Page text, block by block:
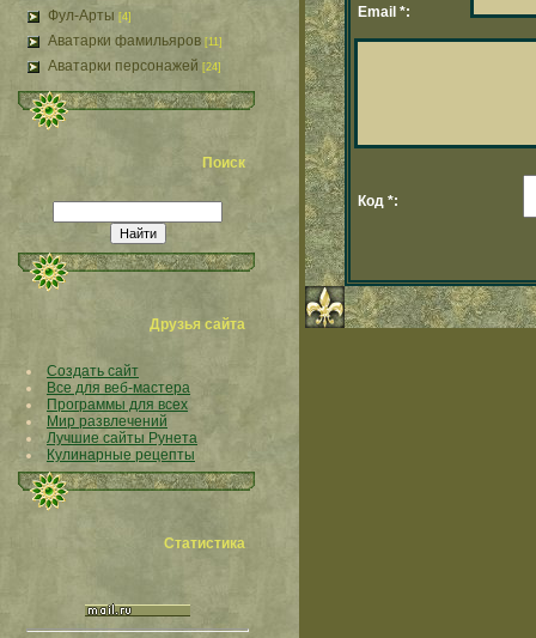
Фул-Арты [4]
Аватарки фамильяров [11]
Аватарки персонажей [24]
Поиск
Друзья сайта
Создать сайт
Все для веб-мастера
Программы для всех
Мир развлечений
Лучшие сайты Рунета
Кулинарные рецепты
Статистика
Email *:
Код *: